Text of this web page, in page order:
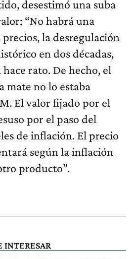
desestimó una suba
“No habrá una
la desregulación
en dos décadas,
rato. De hecho, el
mate no lo estaba
El valor fijado por el
por el paso del
de inflación. El precio
según la inflación
producto”.
INTERESAR